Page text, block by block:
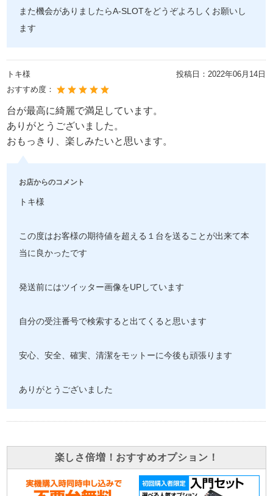
また機会がありましたらA-SLOTをどうぞよろしくお願いし
ます
トキ様 投稿日：2022年06月14日
おすすめ度：
台が最高に綺麗で満足しています。
ありがとうございました。
おもっきり、楽しみたいと思います。
お店からのコメント
トキ様
この度はお客様の期待値を超える１台を送ることが出来て本
当に良かったです
発送前にはツイッター画像をUPしています
自分の受注番号で検索すると出てくると思います
安心、安全、確実、清潔をモットーに今後も頑張ります
ありがとうございました
楽しさ倍増！おすすめオプション！